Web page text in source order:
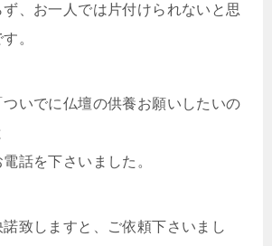
、お一人では片付けられないと思
。
いでに仏壇の供養お願いしたいの
話を下さいました。
致しますと、ご依頼下さいまし